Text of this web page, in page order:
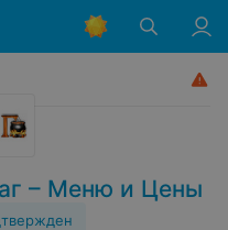
– Меню и Цены